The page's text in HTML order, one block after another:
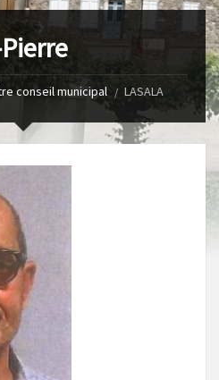
conseil municipal
LASALA